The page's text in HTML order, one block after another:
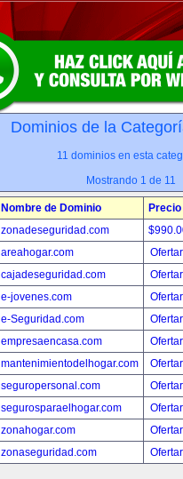
Dominios de la
11 dominios en esta
Mostrando 1 de 11
Nombre de Dominio
Precio
zonadeseguridad.com
areahogar.com
cajadeseguridad.com
e-jovenes.com
e-Seguridad.com
empresaencasa.com
mantenimientodelhogar.com
seguropersonal.com
segurosparaelhogar.com
zonahogar.com
zonaseguridad.com